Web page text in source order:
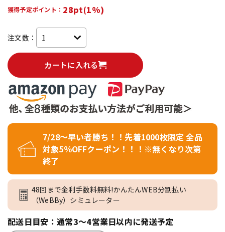
獲得予定ポイント： 28pt(1%)
注文数：
カートに入れる
7/28～早い者勝ち！！先着1000枚限定 全品
対象5％OFFクーポン！！！※無くなり次第
終了
48回まで金利手数料無料!かんたんWEB分割払い
（WeBBy）シミュレーター
配送日目安：通常3～4営業日以内に発送予定